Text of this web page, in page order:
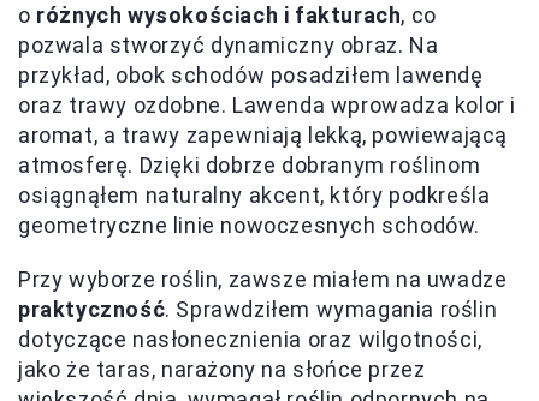
o różnych wysokościach i fakturach, co
pozwala stworzyć dynamiczny obraz. Na
przykład, obok schodów posadziłem lawendę
oraz trawy ozdobne. Lawenda wprowadza kolor i
aromat, a trawy zapewniają lekką, powiewającą
atmosferę. Dzięki dobrze dobranym roślinom
osiągnąłem naturalny akcent, który podkreśla
geometryczne linie nowoczesnych schodów.
Przy wyborze roślin, zawsze miałem na uwadze
praktyczność. Sprawdziłem wymagania roślin
dotyczące nasłonecznienia oraz wilgotności,
jako że taras, narażony na słońce przez